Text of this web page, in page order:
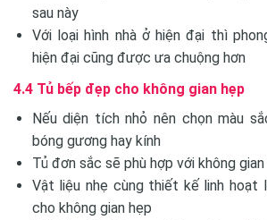
sau này
Với loại hình nhà ở hiện đại thì
hiện đại cũng được ưa chuộng hơn
4.4 Tủ bếp đẹp cho không gian hẹp
Nếu diện tích nhỏ nên chọn màu
bóng gương hay kính
Tủ đơn sắc sẽ phù hợp với không gian
Vật liệu nhẹ cùng thiết kế linh hoạt
cho không gian hẹp